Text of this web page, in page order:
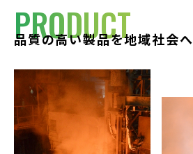
PRODUCT
品質の高い製品を地域社会へ